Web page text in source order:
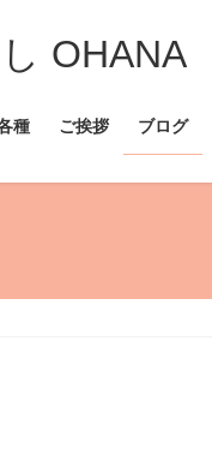
OHANA
種 ご挨拶 ブログ